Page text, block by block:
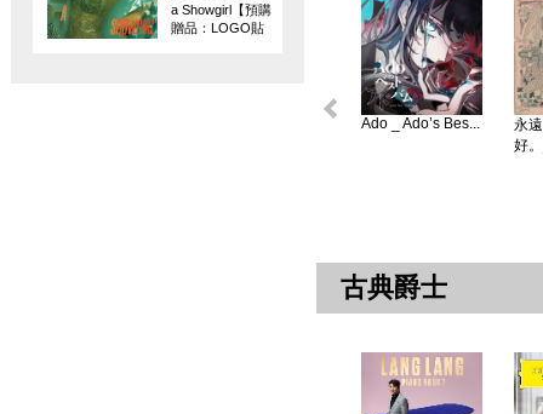
a Showgirl【預購
贈品：LOGO貼
Ado _ Ado’s Bes...
永
好
古典爵士